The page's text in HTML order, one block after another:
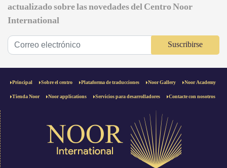
actualizado sobre las novedades del Centro Noor
International
Suscribirse
Principal Sobre el centro Plataforma de traducciones Noor Gallery Noor Academy
Tienda Noor Noor applications Servicios para desarrolladores Contacte con nosotros